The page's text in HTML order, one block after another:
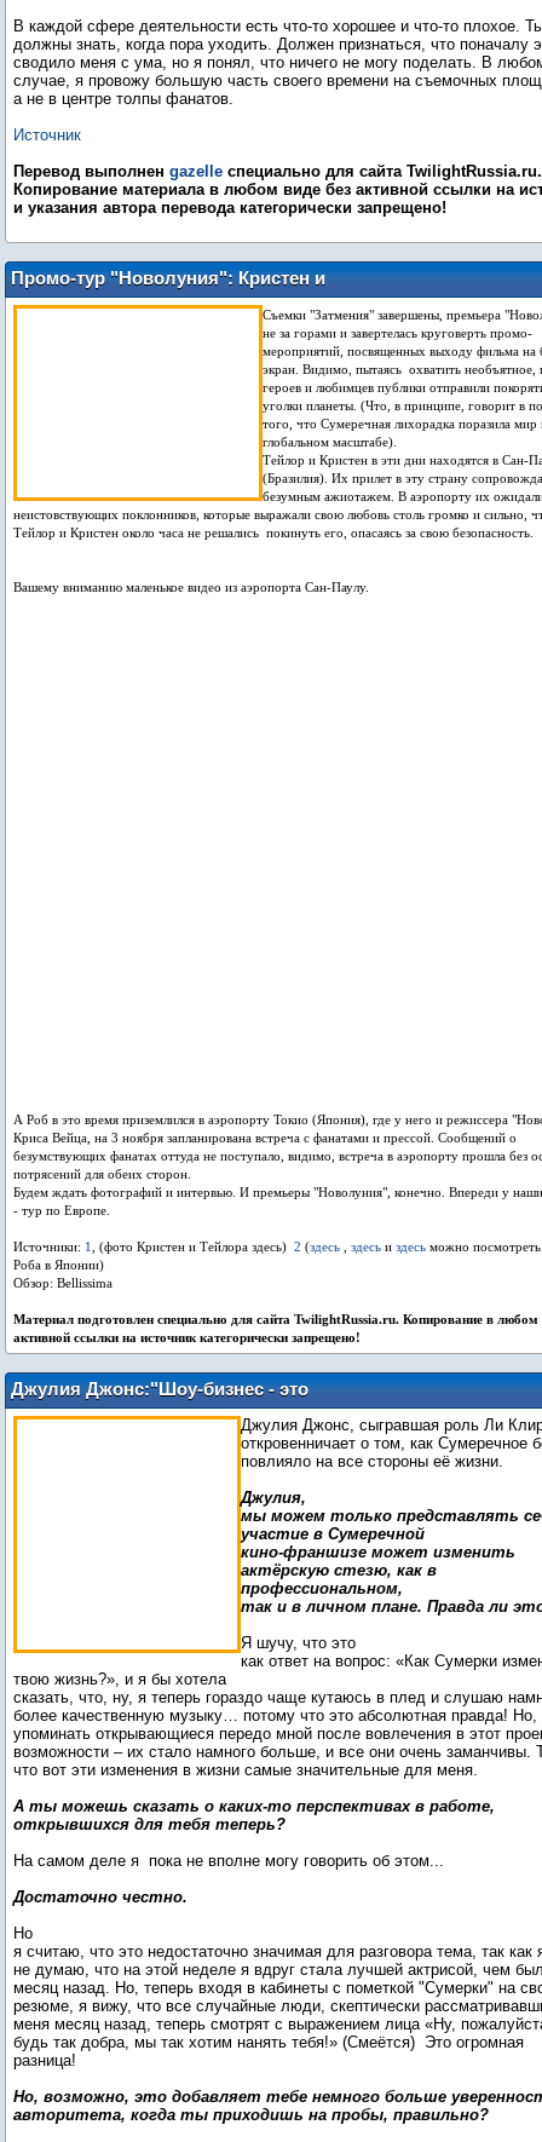
В каждой сфере деятельности есть что-то хорошее и что-то плохое.
должны знать, когда пора уходить. Должен признаться, что поначалу
сводило меня с ума, но я понял, что ничего не могу поделать. В
случае, я провожу большую часть своего времени на съемочных
а не в центре толпы фанатов.
Источник
Перевод выполнен gazelle специально для сайта TwilightRussia.ru.
Копирование материала в любом виде без активной ссылки на
и указания автора перевода категорически запрещено!
Промо-тур "Новолуния": Кристен и
Тейлор - в Бразилии, Роб и Крис - в
Съемки "Затмения" завершены, премьера
не за горами и завертелась круговерть промо-
мероприятий, посвященных выходу фильма на
экран. Видимо, пытаясь охватить необъятное,
героев и любимцев публики отправили
уголки планеты. (Что, в принципе, говорит в
того, что Сумеречная лихорадка поразила мир
глобальном масштабе).
Тейлор и Кристен в эти дни находятся в Сан-
(Бразилия). Их прилет в эту страну
безумным ажиотажем. В аэропорту их
неистовствующих поклонников, которые выражали свою любовь столь громко и сильно,
Тейлор и Кристен около часа не решались покинуть его, опасаясь за свою безопасность.
Вашему вниманию маленькое видео из аэропорта Сан-Паулу.
А Роб в это время приземлился в аэропорту Токио (Япония), где у него и режиссера
Криса Вейца, на 3 ноября запланирована встреча с фанатами и прессой. Сообщений о
безумствующих фанатах оттуда не поступало, видимо, встреча в аэропорту прошла без
потрясений для обеих сторон.
Будем ждать фотографий и интервью. И премьеры "Новолуния", конечно. Впереди у
- тур по Европе.
Источники: 1 , (фото Кристен и Тейлора здесь) 2 (здесь здесь и здесь можно
Роба в Японии)
Обзор: Bellissima
Материал подготовлен специально для сайта TwilightRussia.ru. Копирование в любом
активной ссылки на источник категорически запрещено!
Джулия Джонс:"Шоу-бизнес - это
лотерея"
Джулия Джонс, сыгравшая роль Ли
откровенничает о том, как Сумеречное
повлияло на все стороны её жизни.
Джулия,
мы можем только представлять
участие в Сумеречной
кино-франшизе может изменить
актёрскую стезю, как в
профессиональном,
так и в личном плане. Правда ли
Я шучу, что это
как ответ на вопрос: «Как Сумерки
твою жизнь?», и я бы хотела
сказать, что, ну, я теперь гораздо чаще кутаюсь в плед и слушаю
более качественную музыку… потому что это абсолютная правда! Но,
упоминать открывающиеся передо мной после вовлечения в этот
возможности – их стало намного больше, и все они очень заманчивы.
что вот эти изменения в жизни самые значительные для меня.
А ты можешь сказать о каких-то перспективах в работе,
открывшихся для тебя теперь?
На самом деле я пока не вполне могу говорить об этом...
Достаточно честно.
Но
я считаю, что это недостаточно значимая для разговора тема, так как
не думаю, что на этой неделе я вдруг стала лучшей актрисой, чем
месяц назад. Но, теперь входя в кабинеты с пометкой "Сумерки" на
резюме, я вижу, что все случайные люди, скептически
меня месяц назад, теперь смотрят с выражением лица «Ну,
будь так добра, мы так хотим нанять тебя!» (Смеётся) Это огромная
разница!
Но, возможно, это добавляет тебе немного больше
авторитета, когда ты приходишь на пробы, правильно?